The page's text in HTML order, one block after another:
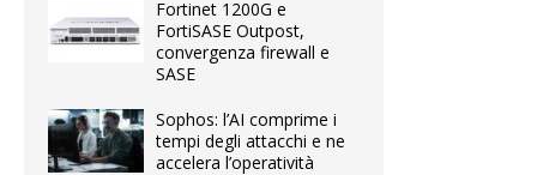
Fortinet 1200G e
FortiSASE Outpost,
convergenza firewall e
SASE
Sophos: l’AI comprime i
tempi degli attacchi e ne
accelera l’operatività